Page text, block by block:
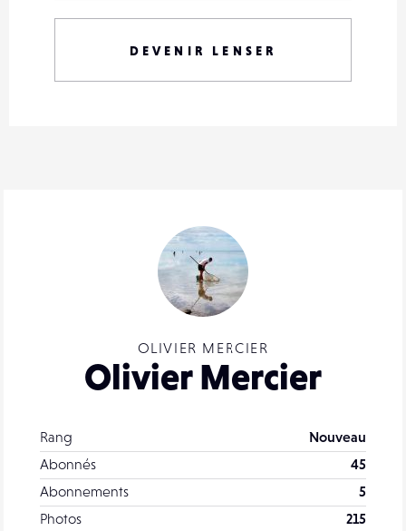
OLIVIER MERCIER
Olivier Mercier
Rang
Nouveau
Abonnés
45
Abonnements
5
Photos
215
DEVENIR LENSER